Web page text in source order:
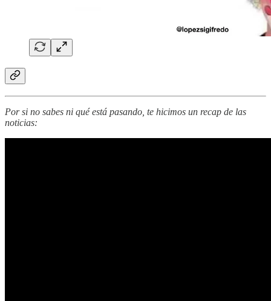
Por si no sabes ni qué está pasando, te hicimos un recap de las
noticias: